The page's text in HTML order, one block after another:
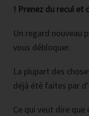
! Prenez du recul et
Un regard nouveau
vous débloquer.
La plupart des
déjà été faites par
Ce qui veut dire que